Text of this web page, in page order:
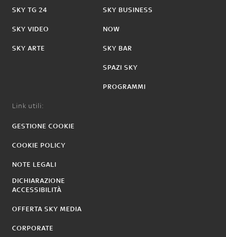
SKY TG 24
SKY VIDEO
SKY ARTE
SKY BUSINESS
NOW
SKY BAR
SPAZI SKY
PROGRAMMI
Link utili:
GESTIONE COOKIE
COOKIE POLICY
NOTE LEGALI
DICHIARAZIONE
ACCESSIBILITÀ
OFFERTA SKY MEDIA
CORPORATE